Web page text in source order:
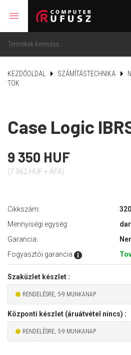
menu
KEZDŐOLDAL SZÁMÍTÁSTECHNIKA
TOK
Case Logic
9 350 HUF
(7 362 HUF + ÁFA)
Cikkszám:
Mennyiségi egység:
Garancia:
Fogyasztói garancia
:
Szaküzlet készlet :
RENDELÉSRE, 5-9 MUNKANAP
Központi készlet (áruátvétel nincs) :
RENDELÉSRE, 5-9 MUNKANAP